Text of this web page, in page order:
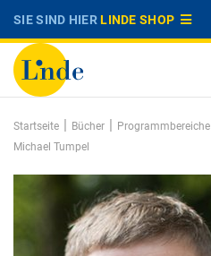
SIE SIND HIERLINDE SHOP
Startseite | Bücher | Programmbereiche
Michael Tumpel